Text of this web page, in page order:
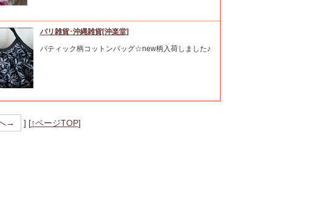
バリ雑貨･沖縄雑貨[沖楽堂]
バティック柄コットンバッグ☆new柄入荷しました♪
→ ] [↑ページTOP]